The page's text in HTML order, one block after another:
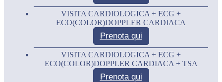
VISITA CARDIOLOGICA + ECG +
ECO(COLOR)DOPPLER CARDIACA
Prenota qui
VISITA CARDIOLOGICA + ECG +
ECO(COLOR)DOPPLER CARDIACA + TSA
Prenota qui